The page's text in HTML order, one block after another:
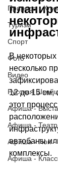
Природа -
Туризм
Спорт
Фото
Видео
Русская
Афиша -
Афиша -
Афиша - Поп -
Афиша -
В
несколько
12 до 15 см,
этот
автобаны
комплексы.